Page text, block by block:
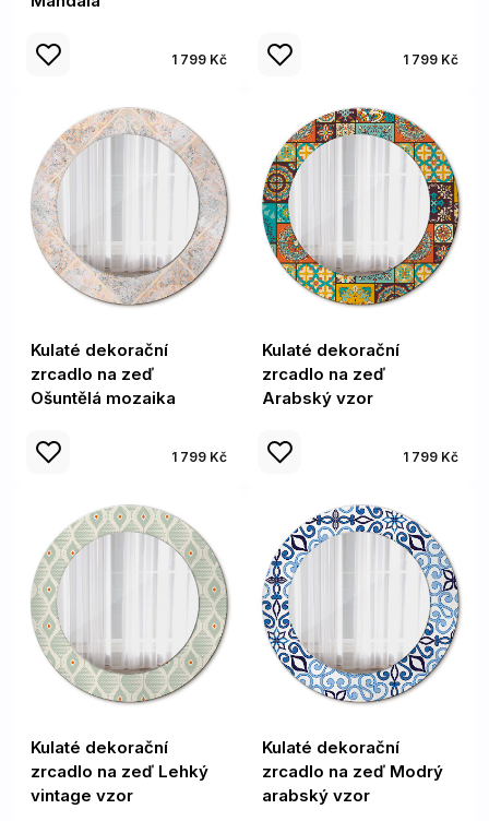
1 799 Kč 1 799 Kč
Kulaté dekorační
zrcadlo na zeď
Ošuntělá mozaika
1 799 Kč
Kulaté dekorační
zrcadlo na zeď
Arabský vzor
1 799 Kč
Kulaté dekorační
zrcadlo na zeď Lehký
vintage vzor
Kulaté dekorační
zrcadlo na zeď Modrý
arabský vzor